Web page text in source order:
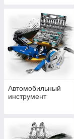
Автомобильный
инструмент